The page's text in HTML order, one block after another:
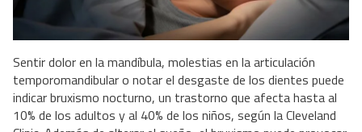
Sentir dolor en la mandíbula, molestias en la articulación
temporomandibular o notar el desgaste de los dientes puede
indicar bruxismo nocturno, un trastorno que afecta hasta al
10% de los adultos y al 40% de los niños, según la Cleveland